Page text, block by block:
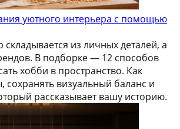
уютного интерьера с помощью
из личных деталей, а
В подборке — 12 способов
хобби в пространство. Как
сохранять визуальный баланс и
рассказывает вашу историю.